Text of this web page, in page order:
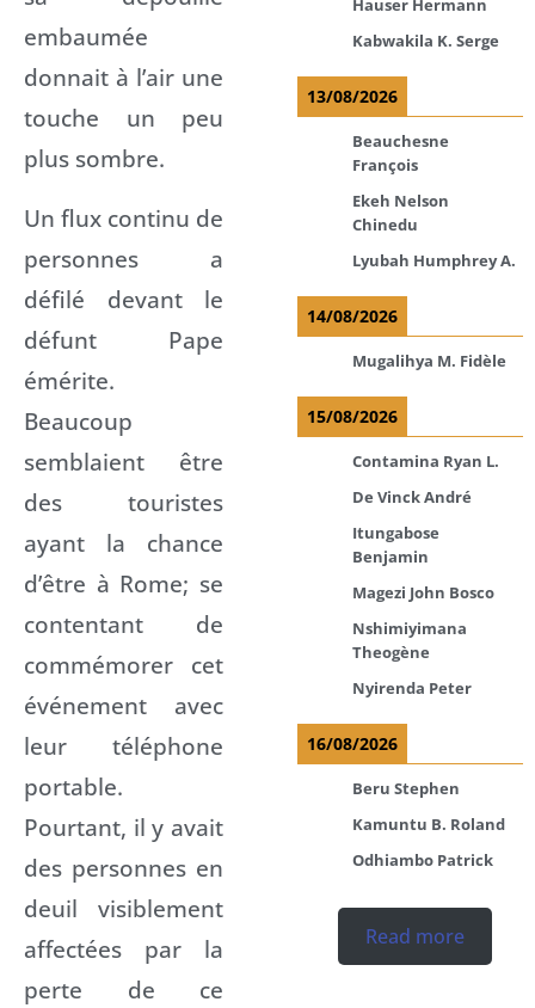
embaumée
donnait à l’air une
touche un peu
plus sombre.
Un flux continu de
personnes a
défilé devant le
défunt Pape
émérite.
Beaucoup
semblaient être
des touristes
ayant la chance
d’être à Rome; se
contentant de
commémorer cet
événement avec
leur téléphone
portable.
Pourtant, il y avait
des personnes en
deuil visiblement
affectées par la
perte de ce
Hauser Hermann
Kabwakila K. Serge
13/08/2026
Beauchesne
François
Ekeh Nelson
Chinedu
Lyubah Humphrey A.
14/08/2026
Mugalihya M. Fidèle
15/08/2026
Contamina Ryan L.
De Vinck André
Itungabose
Benjamin
Magezi John Bosco
Nshimiyimana
Theogène
Nyirenda Peter
16/08/2026
Beru Stephen
Kamuntu B. Roland
Odhiambo Patrick
Read more